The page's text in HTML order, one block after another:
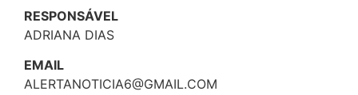
RESPONSÁVEL
ADRIANA DIAS
EMAIL
ALERTANOTICIA6@GMAIL.COM